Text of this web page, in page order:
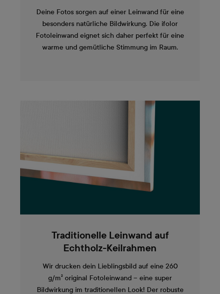
Deine Fotos sorgen auf einer Leinwand für eine
besonders natürliche Bildwirkung. Die ifolor
Fotoleinwand eignet sich daher perfekt für eine
warme und gemütliche Stimmung im Raum.
Traditionelle Leinwand auf
Echtholz-Keilrahmen
Wir drucken dein Lieblingsbild auf eine 260
g/m² original Fotoleinwand – eine super
Bildwirkung im traditionellen Look! Der robuste